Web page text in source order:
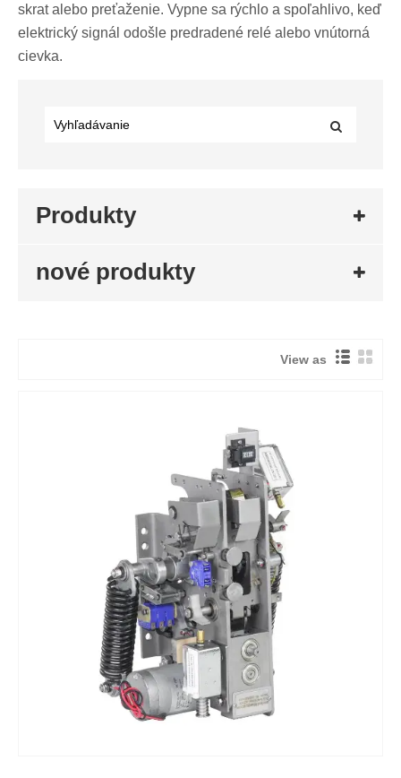
skrat alebo preťaženie. Vypne sa rýchlo a spoľahlivo, keď
elektrický signál odošle predradené relé alebo vnútorná
cievka.
Produkty
nové produkty
View as